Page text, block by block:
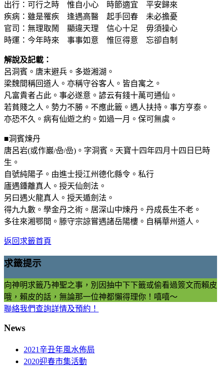
出行：可行之時 惟自小心 時節適宜 平安歸來
疾病：雖是罹疾 逢遇高醫 起手回春 未必擔憂
官司：無理取鬧 顯違天理 信心十足 毋須操心
時運：今年時來 事事如意 惟叵得意 忘卻自制
解說及記載：
呂洞賓。唐末避兵。多遊湘湖。
梁魏間稱回道人。亦稱守谷客人。皆自寓之。
凡富貴者占此。事必遂意。諺云有錢十萬可通仙。
若貧賤之人。勢力不勝。不應此籤。遇人扶持。事方亨泰。
亦恐不久。病有仙遊之約。如過一月。保可無虞。
■洞賓煉丹
唐呂岩(或作巖/喦/嵒)。字洞賓。天寶十四年四月十四日巳時
生。
自號純陽子。由進士授江州德化縣令。私行
廬遇鍾離真人。授天仙劍法。
另曰遇火龍真人。授天遁劍法。
得九九數。學金丹之術。居深山中煉丹。丹成長生不老。
多往來湘鄂間。滕守宗諒嘗遇諸岳陽樓。自稱華州道人。
返回求籤首頁
求籤提示
向神明求籤乃神聖之事，別因抽中下下籤或偷看過簽文而賴皮
哦，賴皮的話，無論那一位神都懶得理你！嘻嘻～
聯絡我們查詢詳情及預約！
News
2021辛丑年風水佈局
2020迎春市集活動